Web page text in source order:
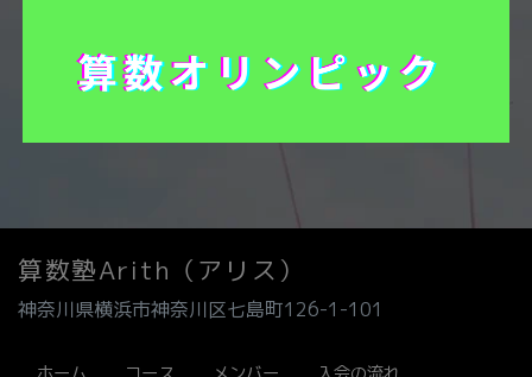
算数塾Arith（アリス）
神奈川県横浜市神奈川区七島町126-1-101